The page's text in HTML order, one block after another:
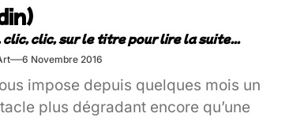
6 Novembre 2016
impose depuis quelques mois un
plus dégradant encore qu’une